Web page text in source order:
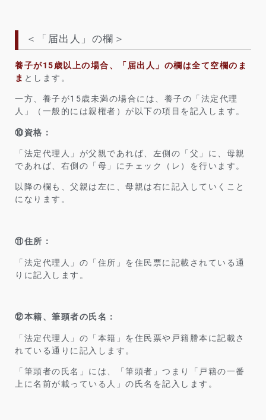
＜「届出人」の欄＞
養子が15歳以上の場合、 「届出人」の欄は全て空欄のま
ま とします。
一方、養子が15歳未満の場合には、養子の「法定代理
人」（一般的には親権者）が以下の項目を記入します。
⑩資格：
「法定代理人」が父親であれば、左側の「父」に、母親
であれば、右側の「母」にチェック（レ）を行います。
以降の欄も、父親は左に、母親は右に記入していくこと
になります。
⑪住所：
「法定代理人」の「住所」を住民票に記載されている通
りに記入します。
⑫本籍、筆頭者の氏名：
「法定代理人」の「本籍」を住民票や戸籍謄本に記載さ
れている通りに記入します。
「筆頭者の氏名」には、「筆頭者」つまり「戸籍の一番
上に名前が載っている人」の氏名を記入します。